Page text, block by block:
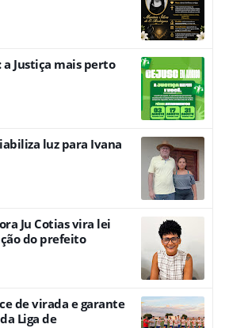
a Justiça mais perto
luz para Ivana
Ju Cotias vira lei
do prefeito
de virada e garante
Liga de